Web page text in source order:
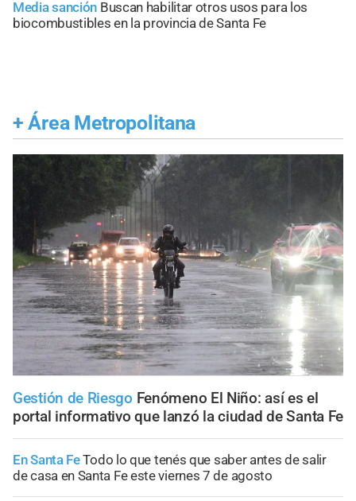
Media sanción Buscan habilitar otros usos para los
biocombustibles en la provincia de Santa Fe
+ Área Metropolitana
Gestión de Riesgo Fenómeno El Niño: así es el
portal informativo que lanzó la ciudad de Santa Fe
En Santa FeTodo lo que tenés que saber antes de salir
de casa en Santa Fe este viernes 7 de agosto